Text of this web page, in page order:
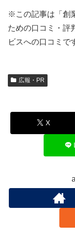
※この記事は「創
ための口コミ・評
ビスへの口コミで
広報・PR
X